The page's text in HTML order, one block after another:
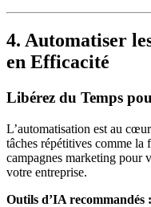
4. Automatiser
en Efficacité
Libérez du Temps
L’automatisation est au
tâches répétitives comme la
campagnes marketing pour
votre entreprise.
Outils d’IA recommandés :